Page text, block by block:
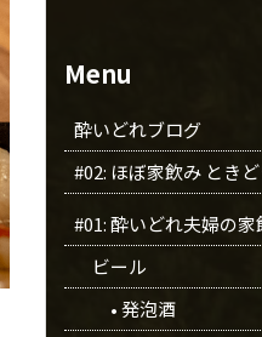
Menu
酔いどれブログ
#02: ほぼ家飲み とき
#01: 酔いどれ夫婦の
ビール
• 発泡酒